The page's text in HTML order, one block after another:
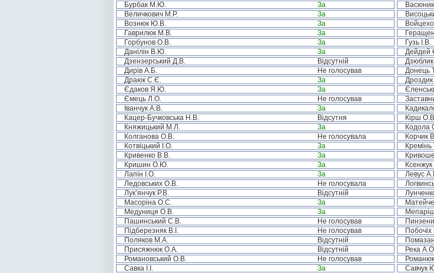
Бурбак М.Ю.
За
Величкович М.Р.
За
Вознюк Ю.В.
За
Гаврилюк М.В.
За
Горбунов О.В.
За Гузь І.В.
Данілін В.Ю.
За Дейдей
Дзензерський Д.В.
Відсутній
Дирів А.Б.
Не голосував Донець
Драюк С.Є.
За
Єдаков Я.Ю.
За
Ємець Л.О.
Не голосував
Іванчук А.В.
За
Кацер-Бучковська Н.В.
Відсутня Кірш
Княжицький М.Л.
За Кодола
Колганова О.В.
Не голосувала Корчик
Котвіцький І.О.
За Кремінь
Кривенко В.В.
За
Кришин О.Ю.
За
Лапін І.О.
За Левус
Ледовських О.В.
Не голосувала
Лук’янчук Р.В.
Відсутній
Масоріна О.С.
За
Медуниця О.В.
За
Пашинський С.В.
Не голосував
Підберезняк В.І.
Не голосував
Поляков М.А.
Відсутній
Присяжнюк О.А.
Відсутній Река
Романовський О.В.
Не голосував
Савка І.І.
За Савчук